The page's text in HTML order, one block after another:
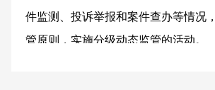
件监测、投诉举报和案件查办等情况
管原则，实施分级动态监管的活动。